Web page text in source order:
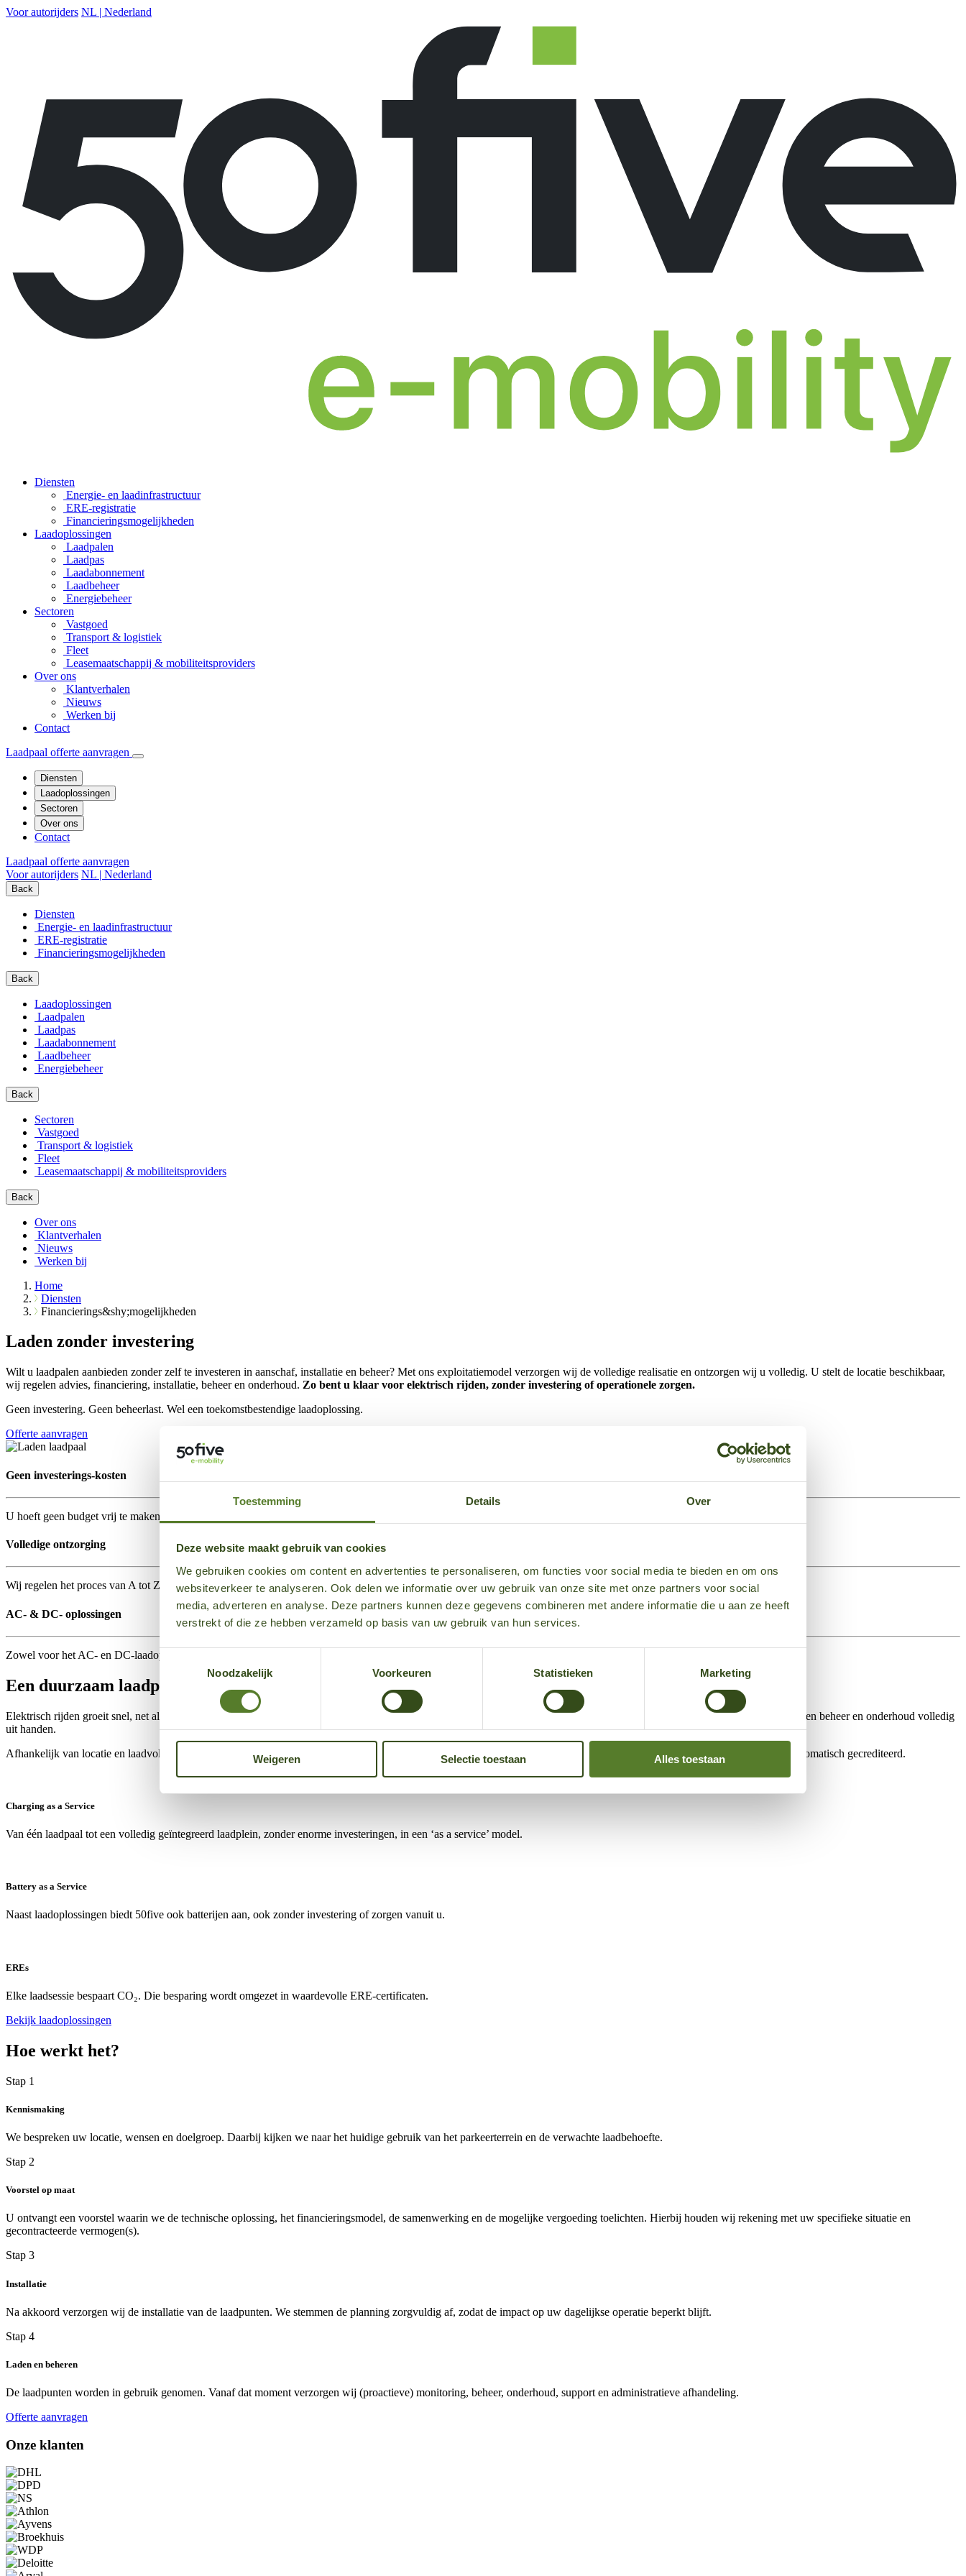
Toestemming Details Over
Deze website maakt gebruik van cookies
We gebruiken cookies om content en advertenties te personaliseren, om functies voor social media te bieden en om ons
websiteverkeer te analyseren. Ook delen we informatie over uw gebruik van onze site met onze partners voor social
media, adverteren en analyse. Deze partners kunnen deze gegevens combineren met andere informatie die u aan ze heeft
verstrekt of die ze hebben verzameld op basis van uw gebruik van hun services.
Toestemmingsselectie
Noodzakelijk
Voorkeuren Statistieken Marketing
Weigeren Selectie toestaan Alles toestaan
Voor autorijders NL | Nederland
Diensten
Energie- en laadinfrastructuur
ERE-registratie
Financierings­mogelijkheden
Laadoplossingen
Laadpalen
Laadpas
Laadabonnement
Laadbeheer
Energiebeheer
Sectoren
Vastgoed
Transport & logistiek
Fleet
Leasemaatschappij & mobiliteitsproviders
Over ons
Klantverhalen
Nieuws
Werken bij
Contact
Laadpaal offerte aanvragen
Diensten
Laadoplossingen
Sectoren
Over ons
Contact
Laadpaal offerte aanvragen
Voor autorijders NL | Nederland
Back
Diensten
Energie- en laadinfrastructuur
ERE-registratie
Financierings­mogelijkheden
Back
Laadoplossingen
Laadpalen
Laadpas
Laadabonnement
Laadbeheer
Energiebeheer
Back
Sectoren
Vastgoed
Transport & logistiek
Fleet
Leasemaatschappij & mobiliteitsproviders
Back
Over ons
Klantverhalen
Nieuws
Werken bij
Home
Diensten
Financierings&shy;mogelijkheden
Laden zonder investering
Wilt u laadpalen aanbieden zonder zelf te investeren in aanschaf, installatie en beheer? Met ons exploitatiemodel verzorgen wij de volledige realisatie en ontzorgen wij u volledig. U stelt de locatie beschikbaar,
wij regelen advies, financiering, installatie, beheer en onderhoud. Zo bent u klaar voor elektrisch rijden, zonder investering of operationele zorgen.
Geen investering. Geen beheerlast. Wel een toekomstbestendige laadoplossing.
Offerte aanvragen
Geen investerings-kosten
U hoeft geen budget vrij te maken voor de aanschaf en installatie van laadpalen.
Volledige ontzorging
Wij regelen het proces van A tot Z, inclusief techniek, onderhoud, storingen, betalingen of gebruikersvragen.
AC- & DC- oplossingen
Zowel voor het AC- en DC-laadoplossingen helpen wij u met verschillende financierings-mogelijkheden.
Een duurzaam laadplein, volledig ontzorgd
Elektrisch rijden groeit snel, net als de behoefte aan betrouwbare laadvoorzieningen. Met ons exploitatiemodel investeren wij in de laadoplossing, verzorgen de installatie en nemen beheer en onderhoud volledig
uit handen.
Afhankelijk van locatie en laadvolume kan bovendien een aantrekkelijk exploitatie- en verdienmodel ontstaan voor beide partijen. Energiekosten worden daarbij maandelijks automatisch gecrediteerd.
Charging as a Service
Van één laadpaal tot een volledig geïntegreerd laadplein, zonder enorme investeringen, in een ‘as a service’ model.
Battery as a Service
Naast laadoplossingen biedt 50five ook batterijen aan, ook zonder investering of zorgen vanuit u.
EREs
Elke laadsessie bespaart CO₂. Die besparing wordt omgezet in waardevolle ERE-certificaten.
Bekijk laadoplossingen
Hoe werkt het?
Stap 1
Kennismaking
We bespreken uw locatie, wensen en doelgroep. Daarbij kijken we naar het huidige gebruik van het parkeerterrein en de verwachte laadbehoefte.
Stap 2
Voorstel op maat
U ontvangt een voorstel waarin we de technische oplossing, het financieringsmodel, de samenwerking en de mogelijke vergoeding toelichten. Hierbij houden wij rekening met uw specifieke situatie en
gecontracteerde vermogen(s).
Stap 3
Installatie
Na akkoord verzorgen wij de installatie van de laadpunten. We stemmen de planning zorgvuldig af, zodat de impact op uw dagelijkse operatie beperkt blijft.
Stap 4
Laden en beheren
De laadpunten worden in gebruik genomen. Vanaf dat moment verzorgen wij (proactieve) monitoring, beheer, onderhoud, support en administratieve afhandeling.
Offerte aanvragen
Onze klanten